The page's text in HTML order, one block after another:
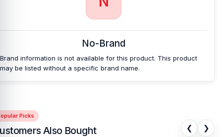
No-Brand
Brand information is not available for this product. This product
may be listed without a specific brand name.
Picks
Also Bought ❮ ❯